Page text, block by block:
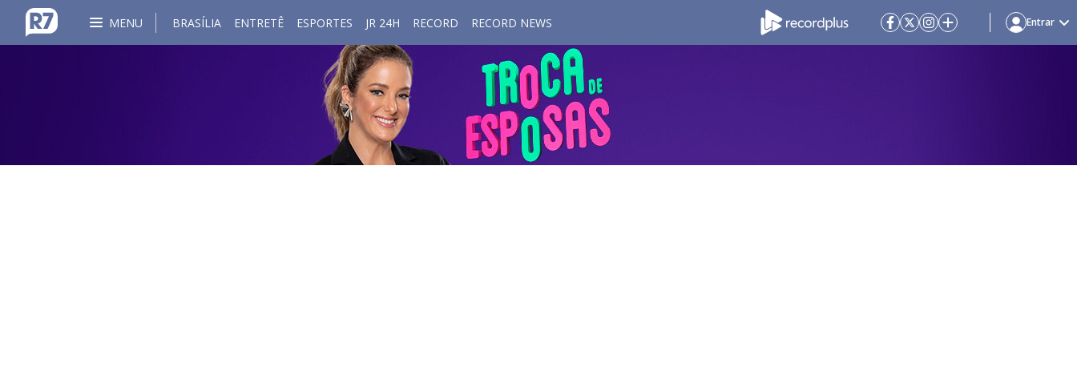
MENU BRASÍLIA ENTRETÊ ESPORTES JR 24H RECORD RECORD NEWS Entrar